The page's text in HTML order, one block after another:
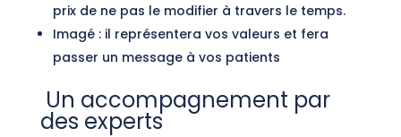
prix de ne pas le modifier à travers le temps.
Imagé : il représentera vos valeurs et fera
passer un message à vos patients
Un accompagnement par
des experts